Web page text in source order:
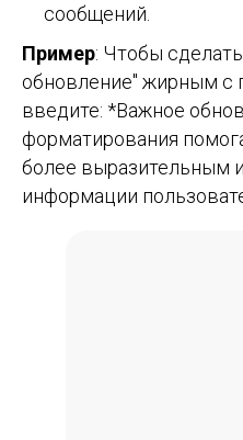
сообщений.
Пример: Чтобы
обновление" жирным с
введите: *Важное
форматирования
более выразительным
информации